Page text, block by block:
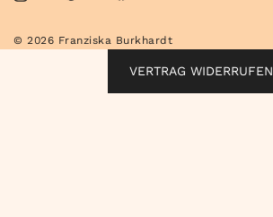
© 2026 Franziska Burkhardt
VERTRAG WIDERRUFEN